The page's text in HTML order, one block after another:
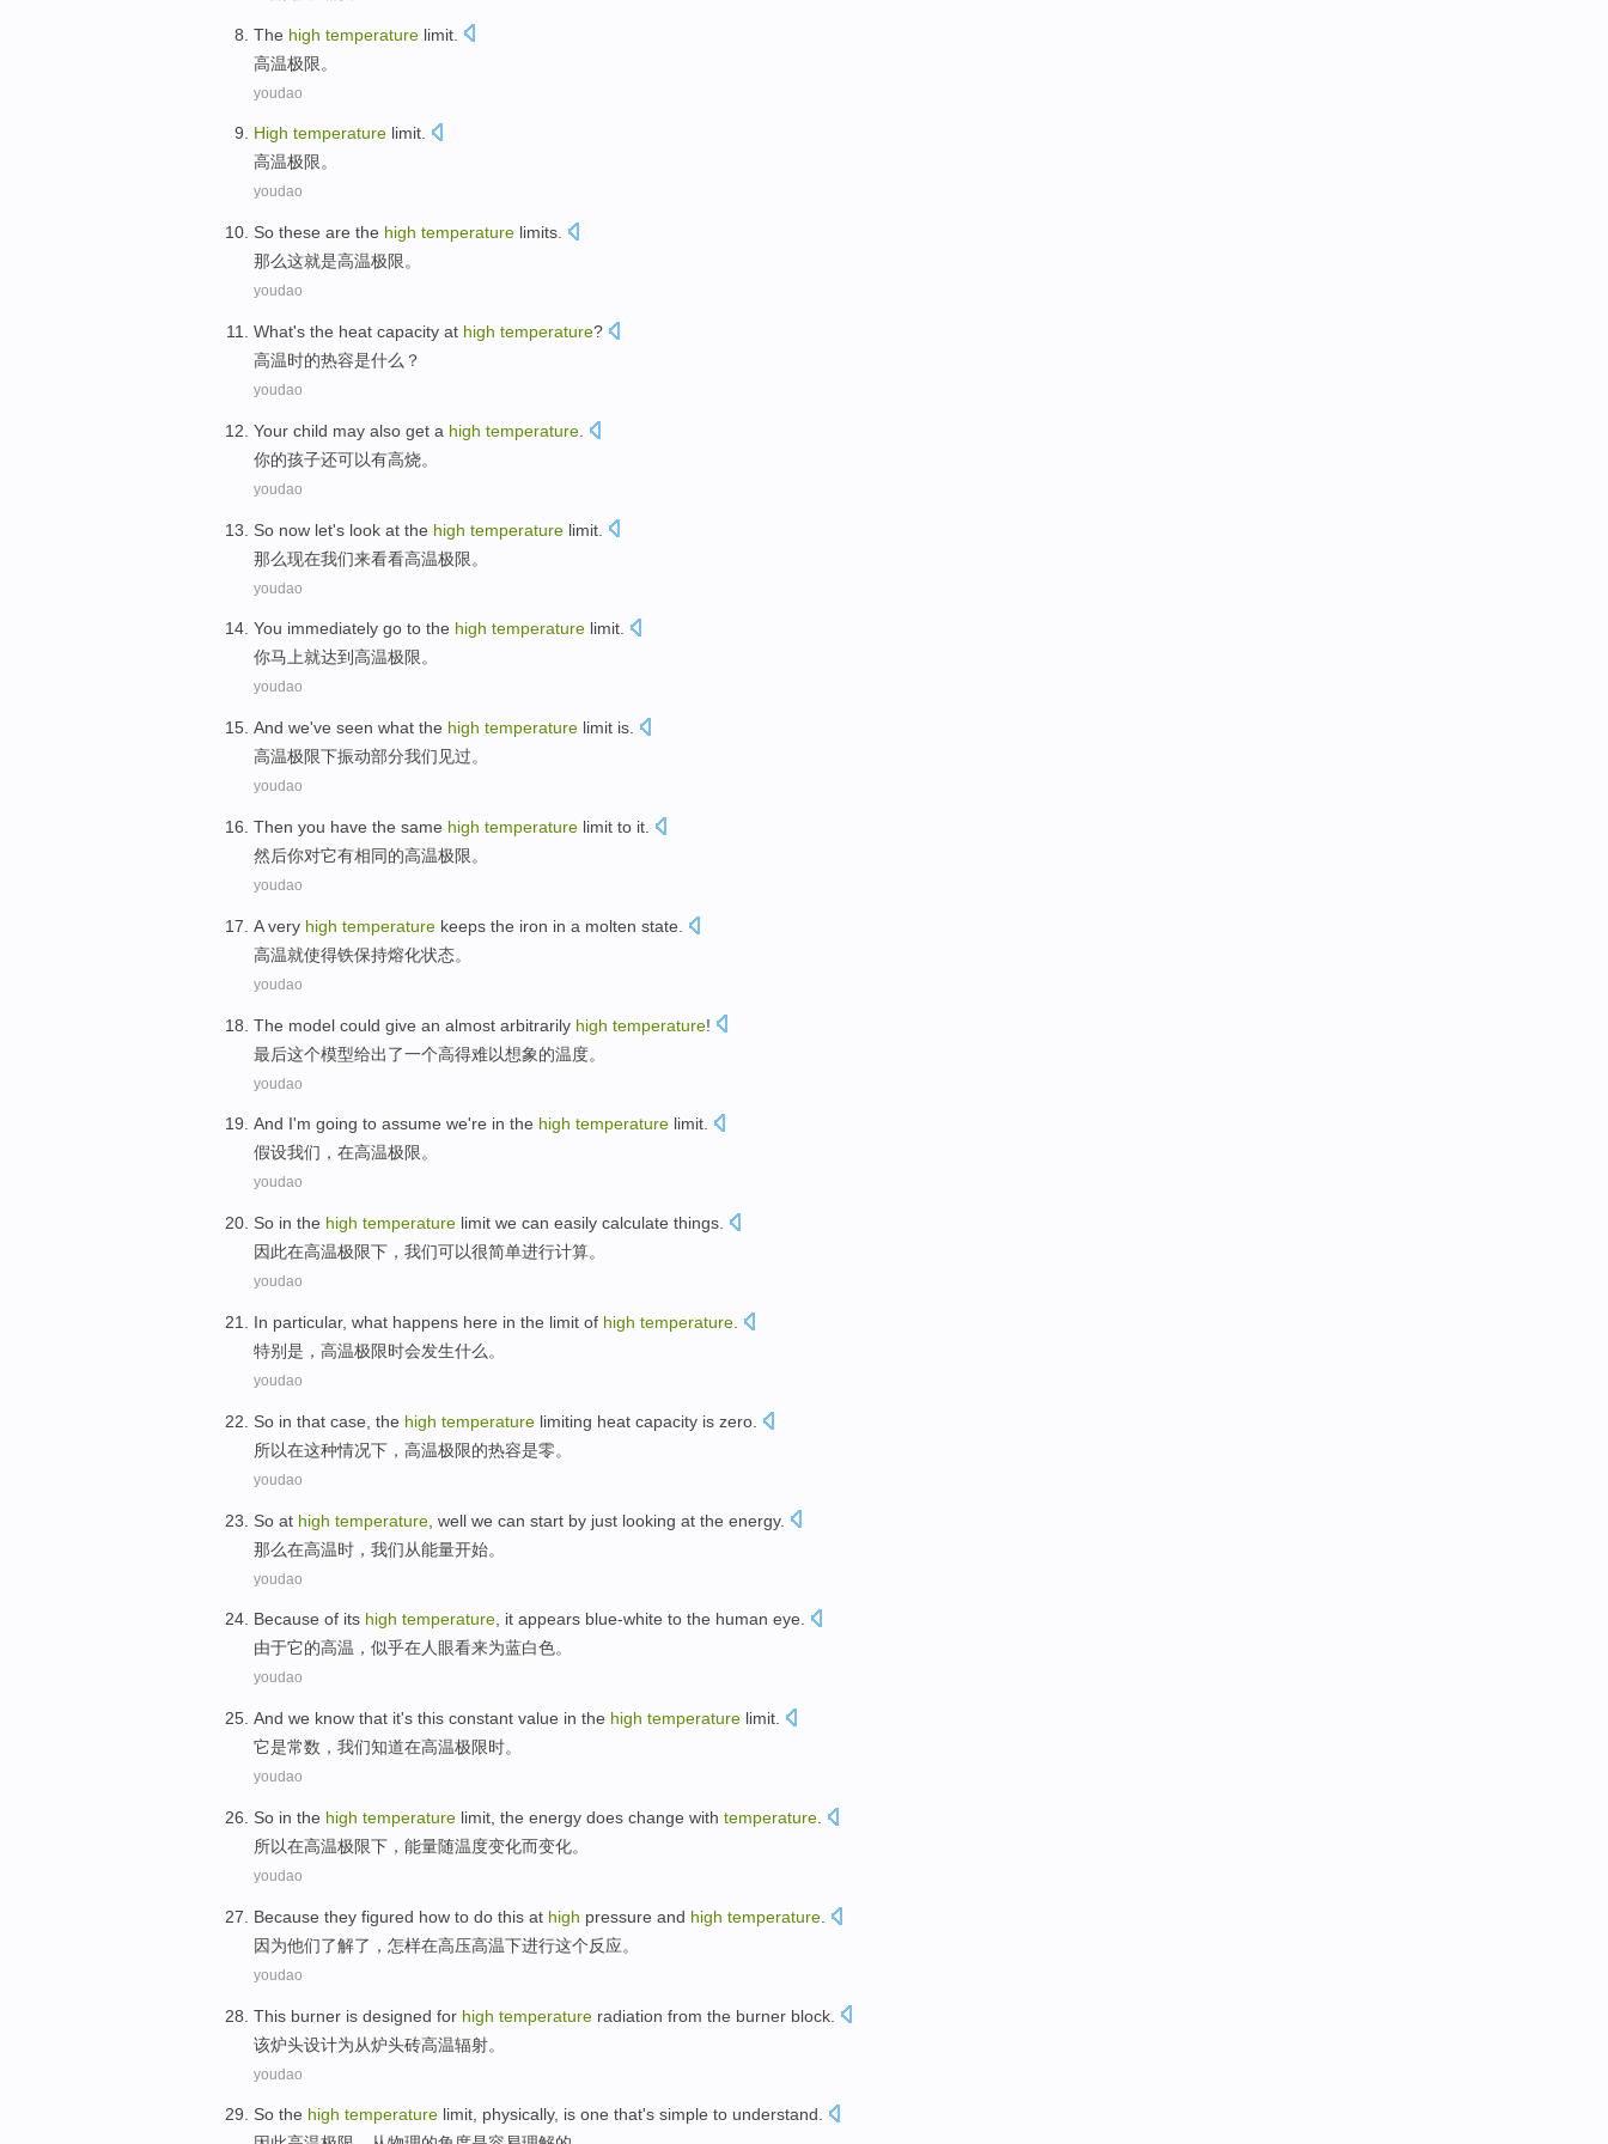
The high temperature limit
高温极限。
youdao
High temperature limit.
高温极限。
youdao
So these are the high temperature limits
那么这就是高温极限。
youdao
What's the heat capacity at high temperature?
高温时的热容是什么 ？
youdao
Your child may also get a high temperature
你的孩子还可以有高烧。
youdao
So now let's look at the high temperature limit
那么现在我们来看看高温极限。
youdao
You immediately go to the high temperature limit.
你马上就达到高温极限。
youdao
And we've seen what the high temperature limit is.
高温极限下振动部分我们 见过。
youdao
Then you have the same high temperature limit to it
然后你对它有相同的高温极限。
youdao
Avery high temperature keeps the iron in a molten state
高温就使得铁保持熔化状态。
youdao
The model could give an almost arbitrarily high temperature!
最后这个模型给出了一个高得难以想象的温度。
youdao
And I'm going to assume we're in the high temperature limit.
假设我们 ， 在高温极限。
youdao
So in the high temperature limit we can easily calculate things.
因此在高温极限下 ， 我们可以很简单进行计算。
youdao
In particular, what happens here in the limit of high temperature
特别是 ， 高温极限时会发生什么 。
youdao
So in that case , the high temperature limiting heat capacity is zero
所以在这种情况下 ， 高温极限的热容是零。
youdao
So at high temperature , well we can start by just looking at the energy.
那么在高温时， 我们从能量开始。
youdao
Because of its high temperature, it appears blue-white to the human eye.
由于它的高温 ， 似乎在人眼看来为蓝白色。
youdao
And we know that it's this constant value in the high temperature limit
它是常数 ， 我们知道在高温极限时。
youdao
So in the high temperature limit , the energy does change with temperature
所以在高温极限下 ， 能量随温度变化而变化。
youdao
Because they figured how to do this at high pressure and high temperature
因为他们了解了 ， 怎样在高压高温下进行这个反应。
youdao
This burner is designed for high temperature radiation from the burner block
该炉头设计为从炉头砖高温辐射。
youdao
So the high temperature limit, physically, is one that's simple to understand.